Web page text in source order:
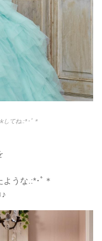
してね.:*･ﾟ＊
ような.:*･ﾟ＊